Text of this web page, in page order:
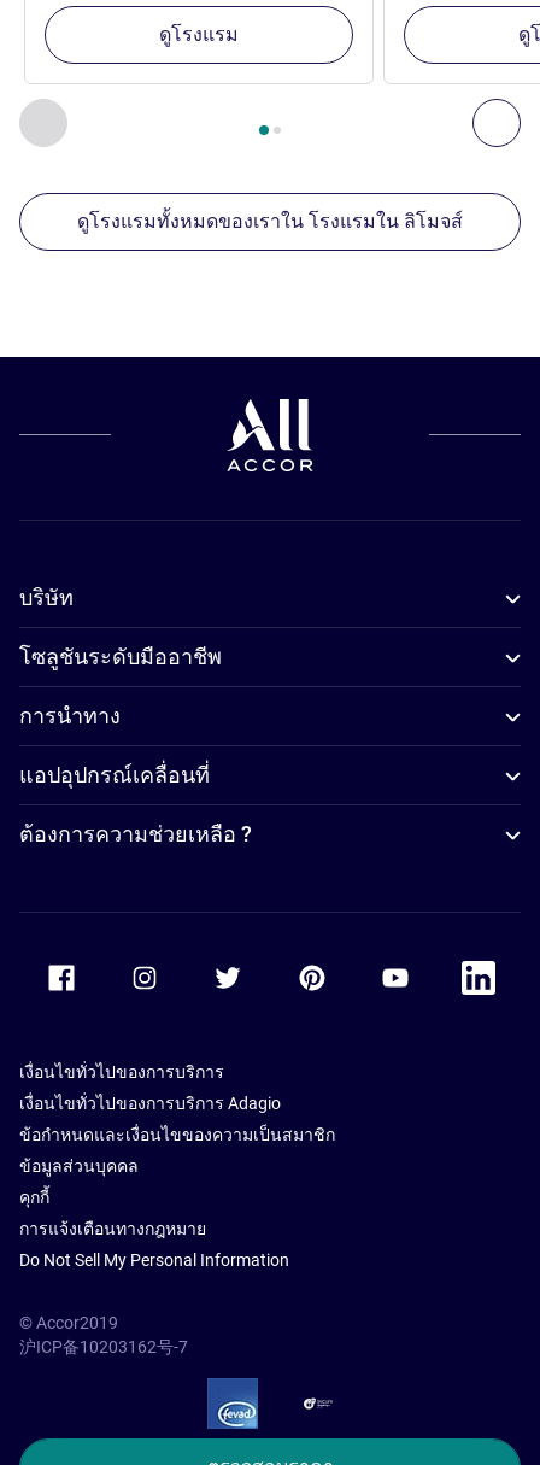
ก่อนหน้า - สถานประกอบการอื่นของเราที่อยู่ใกล้เคียง ถั
หน้า1 , สถานประกอบการอื่นของเราที่อยู่ใกล้เคียง 1 :,
ดูโรงแรม ดู
ดูโรงแรมทั้งหมดของเราใน โรงแรมใน ลิโมจส์
บริษัท
โซลูชันระดับมืออาชีพ
การนำทาง
แอปอุปกรณ์เคลื่อนที่
ต้องการความช่วยเหลือ ?
Accor Facebook Accor TwitterAccor PinterestAccor Youtube
Accor
เงื่อนไขทั่วไปของการบริการ
เงื่อนไขทั่วไปของการบริการ Adagio
ข้อกำหนดและเงื่อนไขของความเป็นสมาชิก
ข้อมูลส่วนบุคคล
คุกกี้
การแจ้งเตือนทางกฎหมาย
Do Not Sell My Personal Information
© Accor2019
沪ICP备10203162号-7